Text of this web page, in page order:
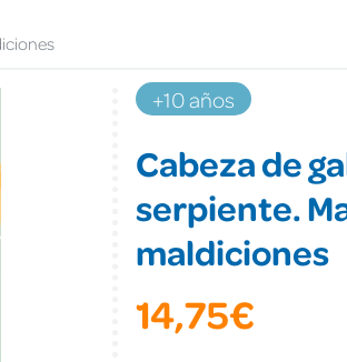
+10 años
Cabeza de
serpiente.
maldiciones
14,75€